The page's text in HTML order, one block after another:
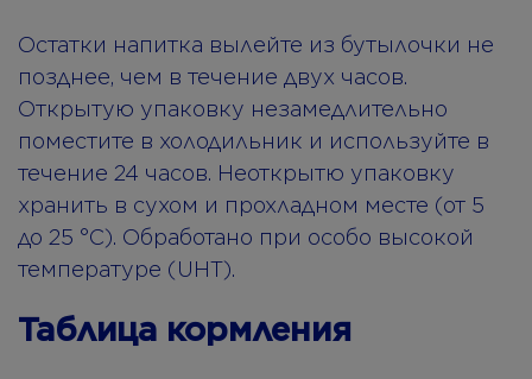
Остатки напитка вылейте из бутылочки не
позднее, чем в течение двух часов.
Открытую упаковку незамедлительно
поместите в холодильник и используйте в
течение 24 часов. Неоткрытю упаковку
хранить в сухом и прохладном месте (от 5
до 25 °C). Обработано при особо высокой
температуре (UHT).
Таблица кормления